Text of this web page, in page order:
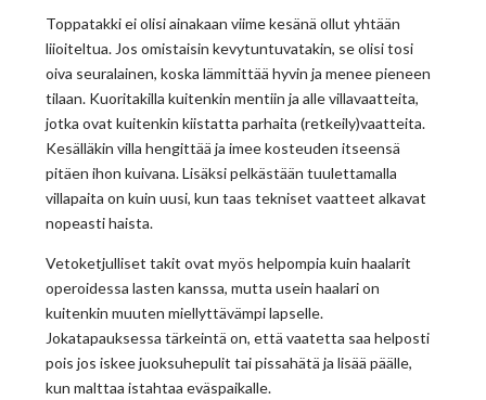
Toppatakki ei olisi ainakaan viime kesänä ollut yhtään
liioiteltua. Jos omistaisin kevytuntuvatakin, se olisi tosi
oiva seuralainen, koska lämmittää hyvin ja menee pieneen
tilaan. Kuoritakilla kuitenkin mentiin ja alle villavaatteita,
jotka ovat kuitenkin kiistatta parhaita (retkeily)vaatteita.
Kesälläkin villa hengittää ja imee kosteuden itseensä
pitäen ihon kuivana. Lisäksi pelkästään tuulettamalla
villapaita on kuin uusi, kun taas tekniset vaatteet alkavat
nopeasti haista.
Vetoketjulliset takit ovat myös helpompia kuin haalarit
operoidessa lasten kanssa, mutta usein haalari on
kuitenkin muuten miellyttävämpi lapselle.
Jokatapauksessa tärkeintä on, että vaatetta saa helposti
pois jos iskee juoksuhepulit tai pissahätä ja lisää päälle,
kun malttaa istahtaa eväspaikalle.